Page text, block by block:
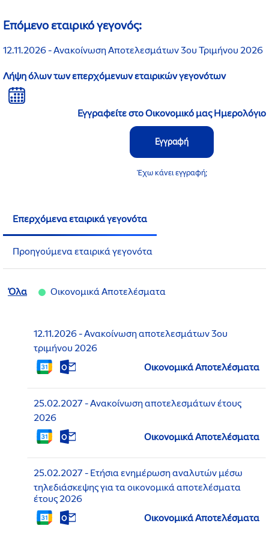
Επόμενο εταιρικό γεγονός:
12.11.2026 Ανακοίνωση Αποτελεσμάτων 3ου Τριμήνου 2026
Λήψη όλων των επερχόμενων εταιρικών γεγονότων
Λήψη
Εγγραφείτε στο Οικονομικό μας Ημερολόγιο
Εγγραφή
Έχω κάνει εγγραφή;
Επερχόμενα εταιρικά γεγονότα
Προηγούμενα εταιρικά γεγονότα
Όλα Οικονομικά Αποτελέσματα
Ημερομηνία:
Πέμπτη,
12
Νοεμβρίου
12.11.2026
Event
Title:
Ανακοίνωση αποτελεσμάτων 3ου
τριμήνου 2026
E
E
N
Y
E
:
Οικονομικά Αποτελέσματα
Λήψη
αυτού
του
γεγονότος
στο
Google
Calendar
Λήψη
αυτού
του
γεγονότος
στο
Ημερομηνία:
Πέμπτη,
Φεβρουαρίου
25.02.2027
Event
Ανακοίνωση αποτελεσμάτων έτους
2026
E
E
N
T
P
Οικονομικά Αποτελέσματα
Λήψη
αυτού
του
γεγονότος
στο
Google
Calendar
Λήψη
αυτού
του
γεγονότος
στο
iCalendar
Ημερομηνία:
Πέμπτη,
25
Φεβρουαρίου
2027
25.02.2027
Event
Title:
Ετήσια ενημέρωση αναλυτών μέσω
τηλεδιάσκεψης για τα οικονομικά αποτελέσματα
έτους 2026
E
Οικονομικά Αποτελέσματα
Λήψη
αυτού
Λήψη
αυτού